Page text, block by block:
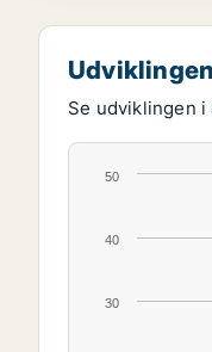
Se udviklingen
30
40
50